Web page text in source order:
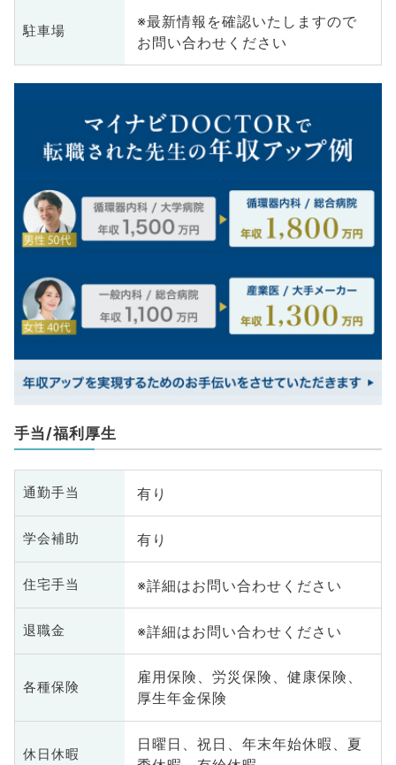
駐車場
※最新情報を確認いたしますので
お問い合わせください
手当/福利厚生
通勤手当 有り
学会補助 有り
住宅手当 ※詳細はお問い合わせください
退職金 ※詳細はお問い合わせください
各種保険
雇用保険、労災保険、健康保険、
厚生年金保険
休日休暇
日曜日、祝日、年末年始休暇、夏